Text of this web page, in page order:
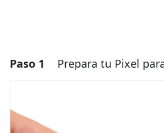
Paso 1 Prepara tu Pixel